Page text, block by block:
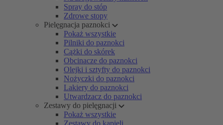
Spray do stóp
Zdrowe stopy
Pielęgnacja paznokci
Pokaż wszystkie
Pilniki do paznokci
Cążki do skórek
Obcinacze do paznokci
Olejki i sztyfty do paznokci
Nożyczki do paznokci
Lakiery do paznokci
Utwardzacz do paznokci
Zestawy do pielęgnacji
Pokaż wszystkie
Zestawy do kąpieli